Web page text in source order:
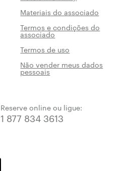
Materiais do associado
Termos e condições do
associado
Termos de uso
Não vender meus dados
pessoais
Reserve online ou ligue:
1 877 834 3613